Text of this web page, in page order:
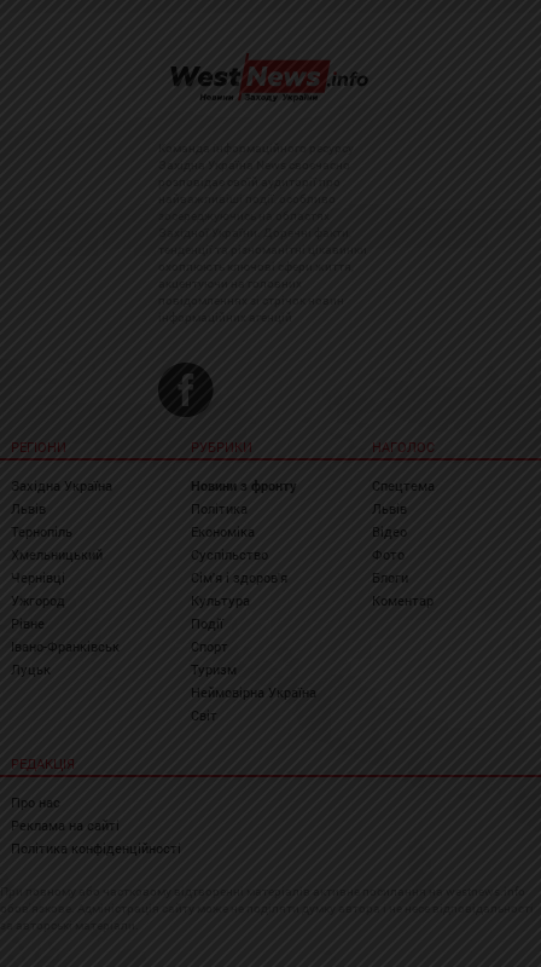
РЕГІОНИ
Західна Україна
Львів
Тернопіль
Хмельницький
Чернівці
Ужгород
Рівне
Івано-Франківськ
Луцьк
РУБРИКИ
Новини з фронту
Політика
Економіка
Суспільство
Сім'я і здоров'я
Культура
Події
Спорт
Туризм
Неймовірна Україна
Світ
НАГОЛОС
Спецтема
Львів
Відео
Фото
Блоги
Коментар
РЕДАКЦІЯ
Про нас
Реклама на сайті
Політика конфіденційності